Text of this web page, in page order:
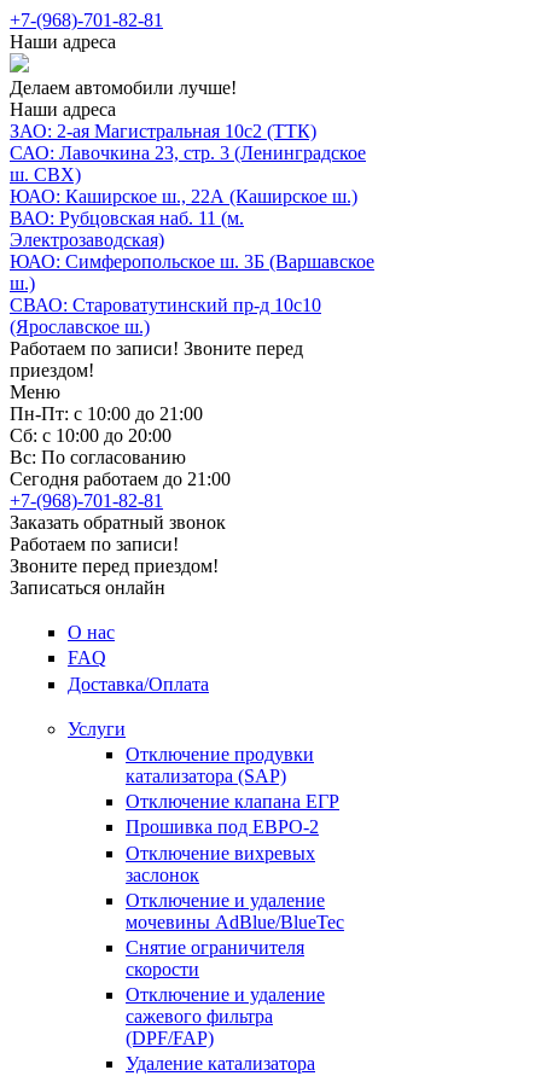
+7-(968)-701-82-81
Наши адреса
Делаем автомобили лучше!
Наши адреса
ЗАО: 2-ая Магистральная 10с2 (ТТК)
САО: Лавочкина 23, стр. 3 (Ленинградское
ш. СВХ)
ЮАО: Каширское ш., 22А (Каширское ш.)
ВАО: Рубцовская наб. 11 (м.
Электрозаводская)
ЮАО: Симферопольское ш. 3Б (Варшавское
ш.)
СВАО: Староватутинский пр-д 10с10
(Ярославское ш.)
Работаем по записи! Звоните перед
приездом!
Меню
Пн-Пт: с 10:00 до 21:00
Сб: с 10:00 до 20:00
Вс: По согласованию
Сегодня работаем до 21:00
+7-(968)-701-82-81
Заказать обратный звонок
Работаем по записи!
Звоните перед приездом!
Записаться онлайн
О нас
FAQ
Доставка/Оплата
Услуги
Отключение продувки
катализатора (SAP)
Отключение клапана ЕГР
Прошивка под ЕВРО-2
Отключение вихревых
заслонок
Отключение и удаление
мочевины AdBlue/BlueTec
Снятие ограничителя
скорости
Отключение и удаление
сажевого фильтра
(DPF/FAP)
Удаление катализатора